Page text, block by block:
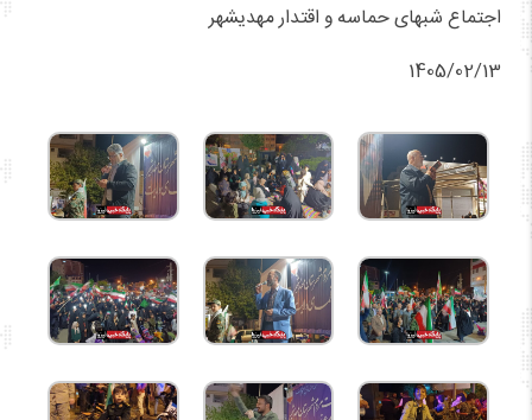
اجتماع شبهای حماسه و اقتدار مهدیشهر
1405/02/13